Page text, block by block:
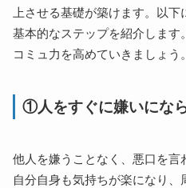
上させる基礎が築けます。以下
基本的なステップを紹介しま
コミュ力を高めていきましょう。
①人をすぐに嫌いにな
他人を嫌うことなく、悪口を言
自分自身も気持ちが楽になり